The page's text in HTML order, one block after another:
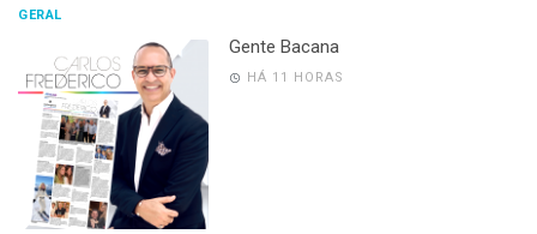
GERAL
Gente Bacana
HÁ 11 HORAS